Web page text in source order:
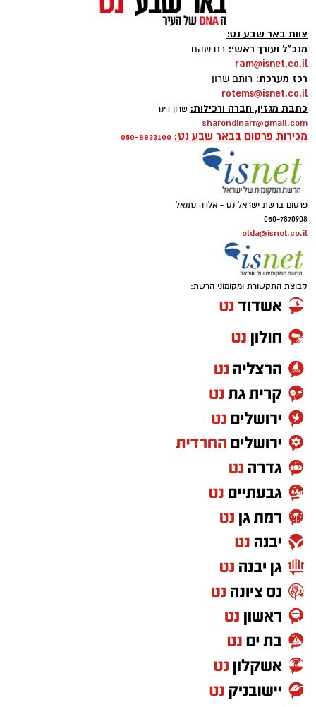
צוות באר שבע נט:
מנכ"ל ועורך ראשי: רם שהם
ram@isnet.co.il
רכז מערכת: רותם שרון
rotems@isnet.co.il
כתבת מגזין, חברה ורכילות: שרון דינר
sharondinarr@gmail.com
מכירות פרסום בבאר שבע נט: 050-8833100
פרסום ברשת ישראל נט - אלדה נתנאל
050-7870908
elda@isnet.co.il
קבוצת התקשורת ומקומוני הרשת: